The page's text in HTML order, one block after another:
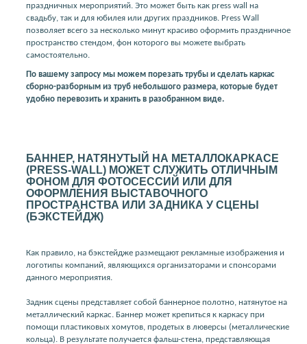
праздничных мероприятий. Это может быть как press wall на
свадьбу, так и для юбилея или других праздников. Press Wall
позволяет всего за несколько минут красиво оформить праздничное
пространство стендом, фон которого вы можете выбрать
самостоятельно.
По вашему запросу мы можем порезать трубы и сделать каркас
сборно-разборным из труб небольшого размера, которые будет
удобно перевозить и хранить в разобранном виде.
БАННЕР, НАТЯНУТЫЙ НА МЕТАЛЛОКАРКАСЕ
(PRESS-WALL) МОЖЕТ СЛУЖИТЬ ОТЛИЧНЫМ
ФОНОМ ДЛЯ ФОТОСЕССИЙ ИЛИ ДЛЯ
ОФОРМЛЕНИЯ ВЫСТАВОЧНОГО
ПРОСТРАНСТВА ИЛИ ЗАДНИКА У СЦЕНЫ
(БЭКСТЕЙДЖ)
Как правило, на бэкстейдже размещают рекламные изображения и
логотипы компаний, являющихся организаторами и спонсорами
данного мероприятия.
Задник сцены представляет собой баннерное полотно, натянутое на
металлический каркас. Баннер может крепиться к каркасу при
помощи пластиковых хомутов, продетых в люверсы (металлические
кольца). В результате получается фальш-стена, представляющая